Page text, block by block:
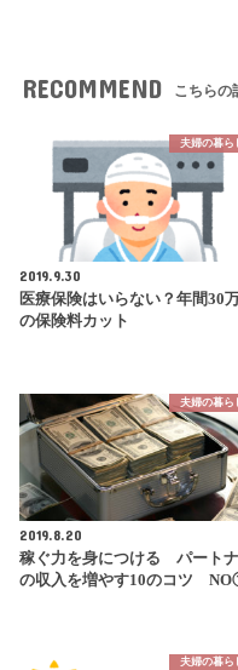
RECOMMEND こちらの
夫婦の暮ら
2019.9.30
医療保険はいらない？年間30
の保険料カット
夫婦の暮ら
2019.8.20
稼ぐ力を身につける パート
の収入を増やす10のコツ
夫婦の暮ら